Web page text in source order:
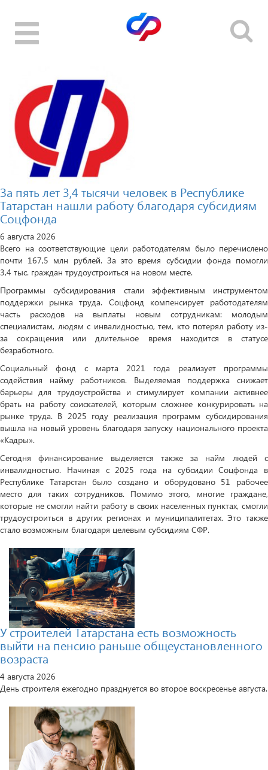
Toggle
navigation
За пять лет 3,4 тысячи человек в Республике
Татарстан нашли работу благодаря субсидиям
Соцфонда
6 августа 2026
Всего на соответствующие цели работодателям было перечислено
почти 167,5 млн рублей. За это время субсидии фонда помогли
3,4 тыс. граждан трудоустроиться на новом месте.
Программы субсидирования стали эффективным инструментом
поддержки рынка труда. Соцфонд компенсирует работодателям
часть расходов на выплаты новым сотрудникам: молодым
специалистам, людям с инвалидностью, тем, кто потерял работу из-
за сокращения или длительное время находится в статусе
безработного.
Социальный фонд с марта 2021 года реализует программы
содействия найму работников. Выделяемая поддержка снижает
барьеры для трудоустройства и стимулирует компании активнее
брать на работу соискателей, которым сложнее конкурировать на
рынке труда. В 2025 году реализация программ субсидирования
вышла на новый уровень благодаря запуску национального проекта
«Кадры».
Сегодня финансирование выделяется также за найм людей с
инвалидностью. Начиная с 2025 года на субсидии Соцфонда в
Республике Татарстан было создано и оборудовано 51 рабочее
место для таких сотрудников. Помимо этого, многие граждане,
которые не смогли найти работу в своих населенных пунктах, смогли
трудоустроиться в других регионах и муниципалитетах. Это также
стало возможным благодаря целевым субсидиям СФР.
У строителей Татарстана есть возможность
выйти на пенсию раньше общеустановленного
возраста
4 августа 2026
День строителя ежегодно празднуется во второе воскресенье августа.